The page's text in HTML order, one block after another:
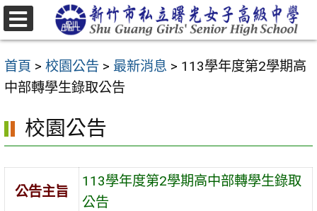
跳
至
要
內
區
首頁 > 校園公告 > 最新消息 > 113學年度第2學期高
中部轉學生錄取公告
校園公告
公告主旨
113學年度第2學期高中部轉學生錄取
公告
選
單